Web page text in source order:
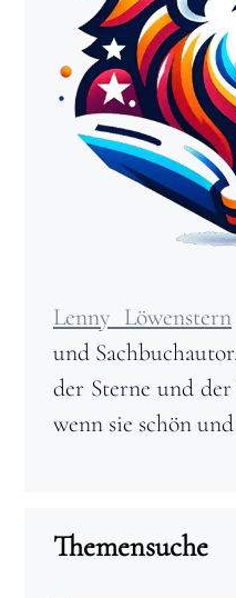
Lenny Löwenstern
und
der Sterne und
wenn sie schön
Themensuche